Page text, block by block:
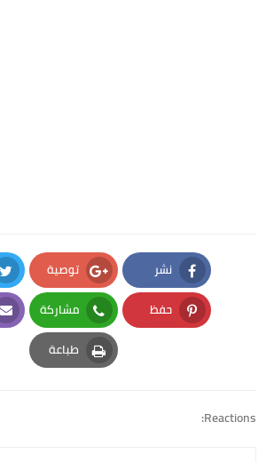
نشر
Facebook
توصية
Google Plus
حفظ
Pinterest
مشاركة
Whatsapp
طباعة
Print
Reactions: